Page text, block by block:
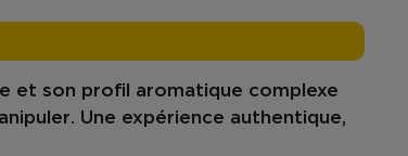
et son profil aromatique complexe
. Une expérience authentique,